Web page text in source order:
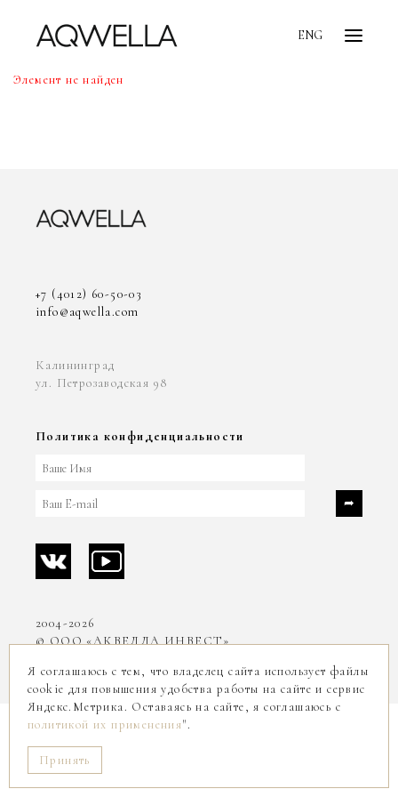
ENG
Элемент не найден
+7 (4012) 60-50-03
info@aqwella.com
Калининград
ул. Петрозаводская 98
Политика конфиденциальности
2004-2026
© ООО «АКВЕЛЛА ИНВЕСТ»
Я соглашаюсь с тем, что владелец сайта использует файлы
cookie для повышения удобства работы на сайте и сервис
Яндекс.Метрика. Оставаясь на сайте, я соглашаюсь с
политикой их применения".
Принять